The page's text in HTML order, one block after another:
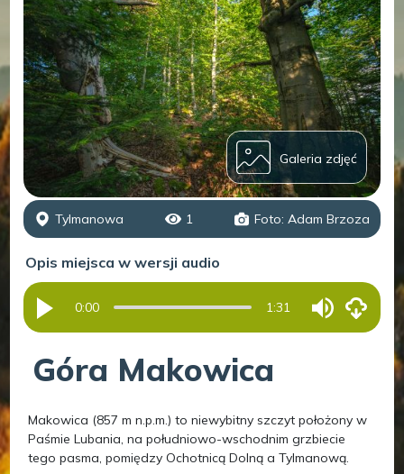
Galeria zdjęć
Tylmanowa 1 Foto: Adam Brzoza
Opis miejsca w wersji audio
0:00 1:31
Góra Makowica
Makowica (857 m n.p.m.) to niewybitny szczyt położony w
Paśmie Lubania, na południowo-wschodnim grzbiecie
tego pasma, pomiędzy Ochotnicą Dolną a Tylmanową.